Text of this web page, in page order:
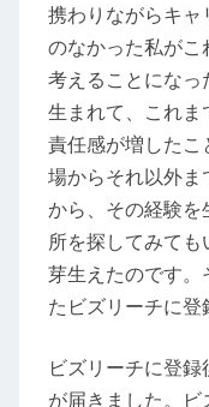
携わりながらキャ
のなかった私がこ
考えることになっ
生まれて、これま
責任感が増したこ
場からそれ以外ま
から、その経験を
所を探してみて
芽生えたのです。
たビズリーチに登
ビズリーチに登
が届きました。ビ